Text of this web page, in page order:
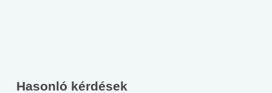
Hasonló kérdések